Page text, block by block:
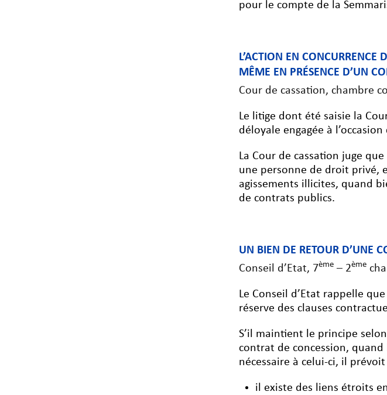
pour le compte de la
L’ACTION EN CONCURRENCE
MÊME EN PRÉSENCE D’UN
Cour de cassation, chambre
Le litige dont été saisie la
déloyale engagée à
La Cour de cassation juge
une personne de droit privé,
agissements illicites, quand
de contrats publics.
UN BIEN DE RETOUR D’UNE
Conseil d’Etat, 7ème – 2ème
Le Conseil d’Etat rappelle
réserve des clauses
S’il maintient le principe
contrat de concession,
nécessaire à celui-ci, il
il existe des liens étroits